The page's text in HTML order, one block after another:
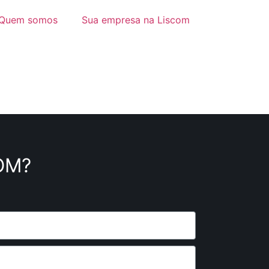
somos Sua empresa na Liscom